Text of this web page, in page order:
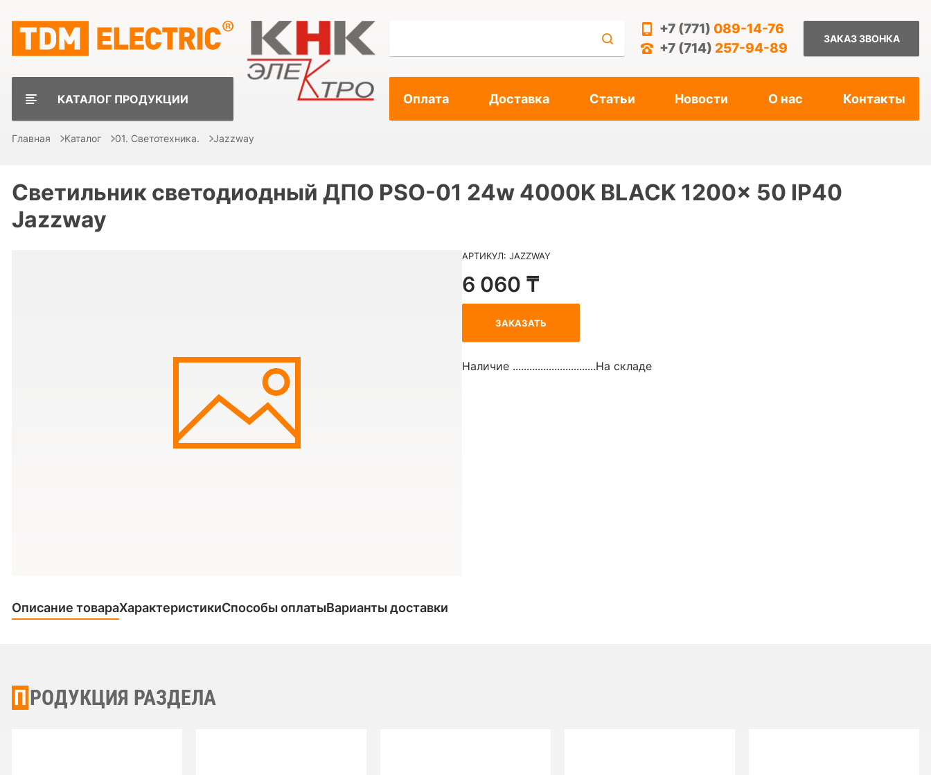
+7 (771) 089-14-76
+7 (714) 257-94-89
ЗАКАЗ ЗВОНКА
КАТАЛОГ ПРОДУКЦИИ Оплата Доставка Статьи Новости О нас Контакты
Главная Каталог 01. Светотехника. Jazzway
Светильник светодиодный ДПО PSO-01 24w 4000K BLACK 1200x 50 IP40
Jazzway
АРТИКУЛ: JAZZWAY
6 060 ₸
ЗАКАЗАТЬ
Наличие ..............................На складе
Описание товараХарактеристикиСпособы оплатыВарианты доставки
ПРОДУКЦИЯ РАЗДЕЛА